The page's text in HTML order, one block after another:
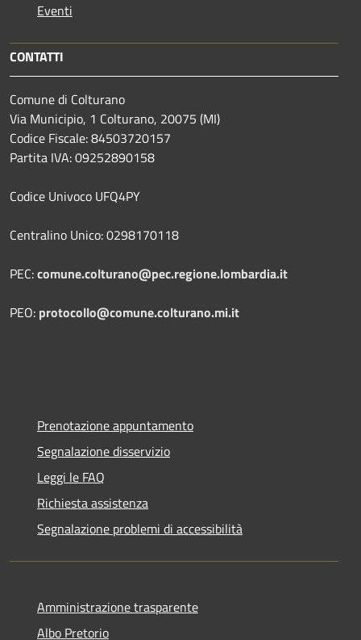
Eventi
CONTATTI
Comune di Colturano
Via Municipio, 1 Colturano, 20075 (MI)
Codice Fiscale: 84503720157
Partita IVA: 09252890158
Codice Univoco UFQ4PY
Centralino Unico: 0298170118
PEC:comune.colturano@pec.regione.lombardia.it
PEO: protocollo@comune.colturano.mi.it
Prenotazione appuntamento
Segnalazione disservizio
Leggi le FAQ
Richiesta assistenza
Segnalazione problemi di accessibilità
Amministrazione trasparente
Albo Pretorio